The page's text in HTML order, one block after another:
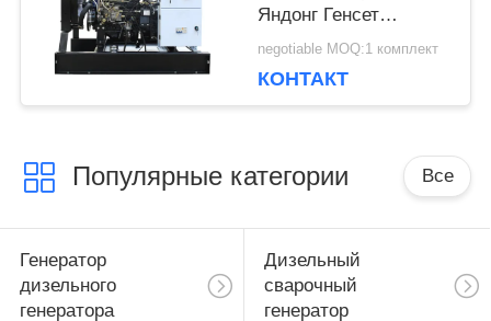
Яндонг Генсет
дизельный с
ИСАД380Д
negotiable MOQ:1 комплект
КОНТАКТ
Популярные категории Все
Генератор
дизельного
генератора
Дизельный
сварочный
генератор